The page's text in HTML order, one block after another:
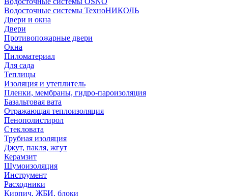
Водосточные системы ТехноНИКОЛЬ
Двери и окна
Двери
Противопожарные двери
Окна
Пиломатериал
Для сада
Теплицы
Изоляция и утеплитель
Пленки, мембраны, гидро-пароизоляция
Базальтовая вата
Отражающая теплоизоляция
Пенополистирол
Стекловата
Трубная изоляция
Джут, пакля, жгут
Керамзит
Шумоизоляция
Инструмент
Расходники
Кирпич, ЖБИ, блоки